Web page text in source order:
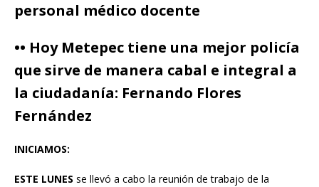
personal médico docente
•• Hoy Metepec tiene una mejor policía
que sirve de manera cabal e integral a
la ciudadanía: Fernando Flores
Fernández
INICIAMOS:
ESTE LUNES se llevó a cabo la reunión de trabajo de la